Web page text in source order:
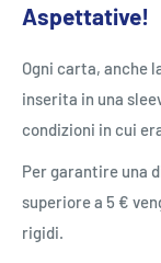
Aspettative!
Ogni carta, anche
inserita in una
condizioni in cui
Per garantire una
superiore a 5 €
rigidi.